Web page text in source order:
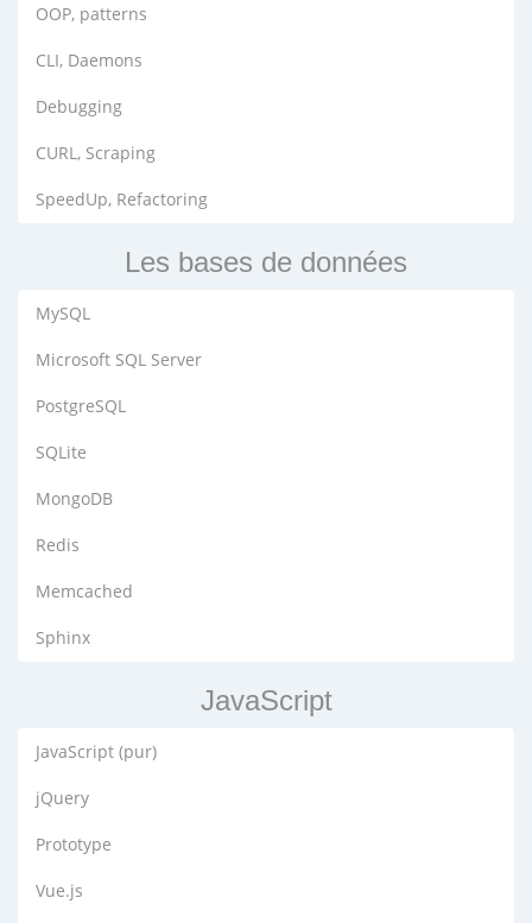
OOP, patterns
CLI, Daemons
Debugging
CURL, Scraping
SpeedUp, Refactoring
Les bases de données
MySQL
Microsoft SQL Server
PostgreSQL
SQLite
MongoDB
Redis
Memcached
Sphinx
JavaScript
JavaScript (pur)
jQuery
Prototype
Vue.js